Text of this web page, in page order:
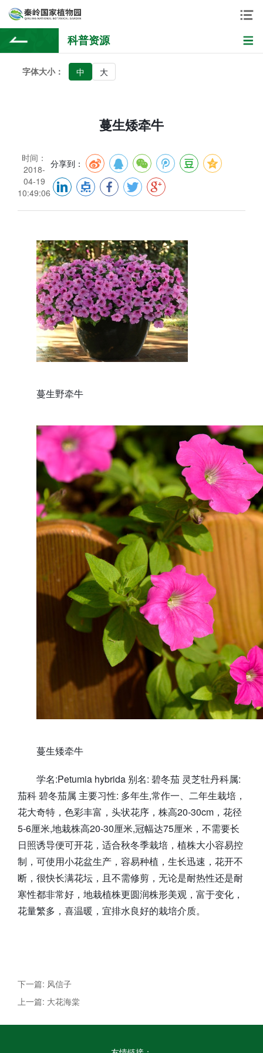
科普资源
字体大小： 中 大
蔓生矮牵牛
时间：
2018-
04-19
10:49:06
分享到：
蔓生野牵牛
蔓生矮牵牛
学名:Petumia hybrida 别名: 碧冬茄 灵芝牡丹科属:
茄科 碧冬茄属 主要习性: 多年生,常作一、二年生栽培，
花大奇特，色彩丰富，头状花序，株高20-30cm，花径
5-6厘米,地栽株高20-30厘米,冠幅达75厘米，不需要长
日照诱导便可开花，适合秋冬季栽培，植株大小容易控
制，可使用小花盆生产，容易种植，生长迅速，花开不
断，很快长满花坛，且不需修剪，无论是耐热性还是耐
寒性都非常好，地栽植株更圆润株形美观，富于变化，
花量繁多，喜温暖，宜排水良好的栽培介质。
下一篇: 风信子
上一篇: 大花海棠